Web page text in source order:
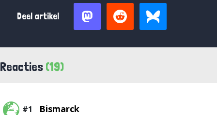
Deel artikel
Reacties (19)
#1 Bismarck